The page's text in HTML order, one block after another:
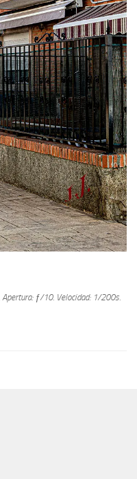
Apertura: ƒ/10. Velocidad: 1/200s.